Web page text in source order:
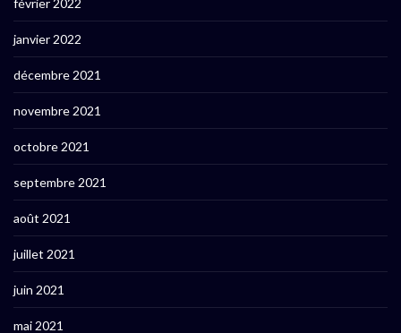
février 2022
janvier 2022
décembre 2021
novembre 2021
octobre 2021
septembre 2021
août 2021
juillet 2021
juin 2021
mai 2021